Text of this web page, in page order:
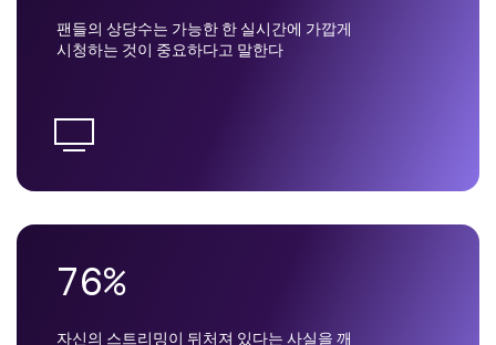
팬들의 상당수는 가능한 한 실시간에 가깝게
시청하는 것이 중요하다고 말한다
76%
자신의 스트리밍이 뒤처져 있다는 사실을 깨